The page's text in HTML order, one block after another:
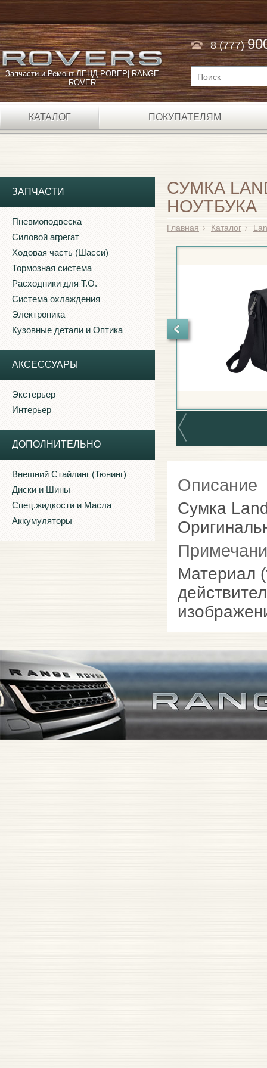
Запчасти и Ремонт ЛЕНД РОВЕР| RANGE
ROVER
8 (777)
КАТАЛОГ ПОКУПАТЕЛЯМ
ЗАПЧАСТИ
Пневмоподвеска
Силовой агрегат
Ходовая часть (Шасси)
Тормозная система
Расходники для Т.О.
Система охлаждения
Электроника
Кузовные детали и Оптика
АКСЕССУАРЫ
Экстерьер
Интерьер
ДОПОЛНИТЕЛЬНО
Внешний Стайлинг (Тюнинг)
Диски и Шины
Спец.жидкости и Масла
Аккумуляторы
СУМКА
НОУТБУКА
Главная Каталог
Описание
Сумка
Материал